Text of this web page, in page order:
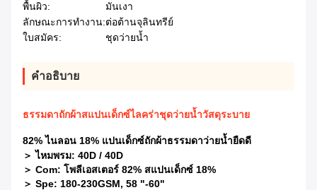
พื้นผิว:
มันเงา
ลักษณะการทำงาน:ต่อต้านจุลินทรีย์
ใบสมัคร:
ชุดว่ายน้ำ
คําอธิบาย
ธรรมดาถักผ้าสแปนเด็กซ์ไลคร่าชุดว่ายน้ำวัสดุระบาย
82% ไนลอน 18% แปนเด็กซ์ถักผ้าธรรมดาว่ายน้ำยืดดี
＞ ไหมพรม: 40D / 40D
＞ Com: โพลีเอสเตอร์ 82% สแปนเด็กซ์ 18%
＞ Spe: 180-230GSM, 58 "-60"